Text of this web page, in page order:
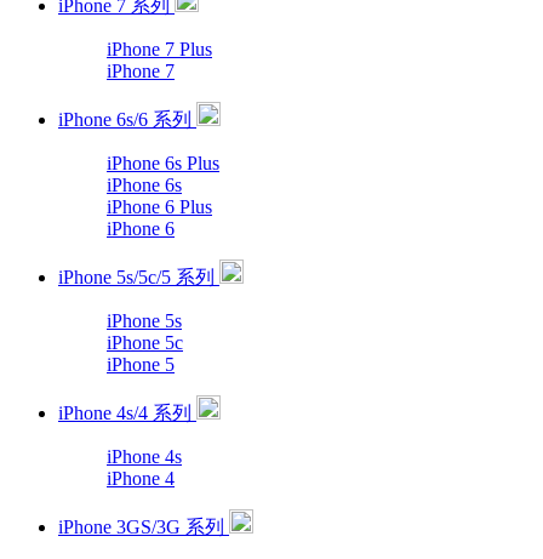
iPhone 7 系列
iPhone 7 Plus
iPhone 7
iPhone 6s/6 系列
iPhone 6s Plus
iPhone 6s
iPhone 6 Plus
iPhone 6
iPhone 5s/5c/5 系列
iPhone 5s
iPhone 5c
iPhone 5
iPhone 4s/4 系列
iPhone 4s
iPhone 4
iPhone 3GS/3G 系列